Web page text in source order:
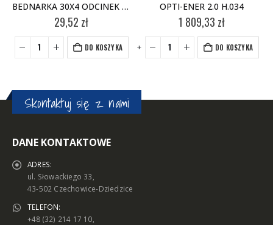
BEDNARKA 30X4 ODCINEK 1,5M
29,52 zł
DO KOSZYKA
OPTI-ENER 2.0 H.034
1 809,33 zł
DO KOSZYKA
- + -
Skontaktuj się z nami
DANE KONTAKTOWE
ADRES:
ul. Słowackiego 33,
43-502 Czechowice-Dziedzice
TELEFON:
+48 (32) 214 17 10,